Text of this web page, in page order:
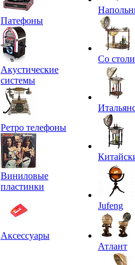
Патефоны
Акустические
системы
Ретро телефоны
Виниловые
пластинки
Аксессуары
Со
Jufeng
Атлант